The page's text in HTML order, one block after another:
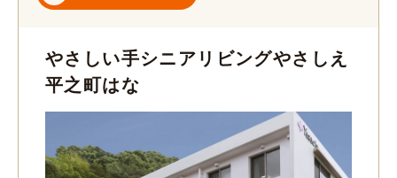
やさしい手シニアリビングやさしえ
平之町はな